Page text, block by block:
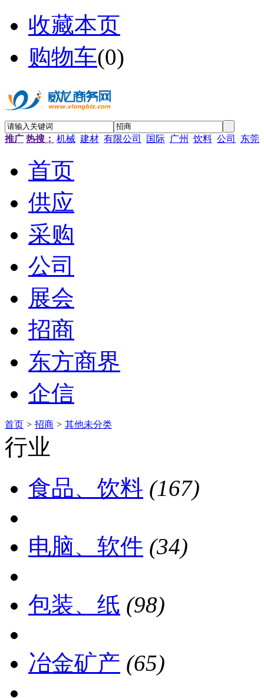
收藏本页
购物车(0)
推广 热搜： 机械 建材 有限公司 国际 广州 饮料 公司 东莞
首页
供应
采购
公司
展会
招商
东方商界
企信
首页 > 招商 > 其他未分类
行业
食品、饮料 (167)
电脑、软件 (34)
包装、纸 (98)
冶金矿产 (65)